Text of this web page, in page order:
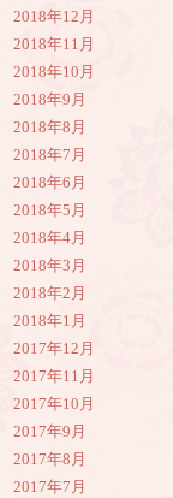
2018年12月
2018年11月
2018年10月
2018年9月
2018年8月
2018年7月
2018年6月
2018年5月
2018年4月
2018年3月
2018年2月
2018年1月
2017年12月
2017年11月
2017年10月
2017年9月
2017年8月
2017年7月